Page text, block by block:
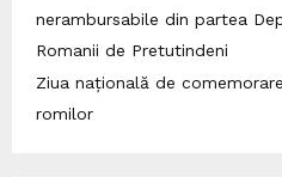
nerambursabile din partea
Romanii de Pretutindeni
Ziua națională de
romilor